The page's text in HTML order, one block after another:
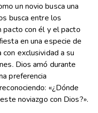
un novio busca una
busca entre los
pacto con él y el pacto
en una especie de
exclusividad a su
Dios amó durante
preferencia
«¿Dónde
noviazgo con Dios?».